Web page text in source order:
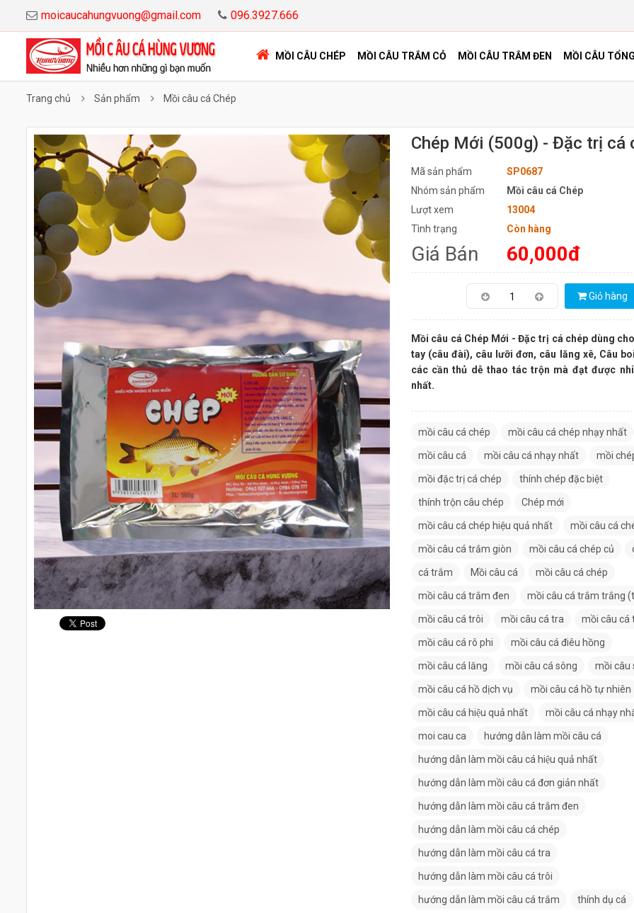
moicaucahungvuong@gmail.com 096.3927.666
MỒI CÂU CHÉP MỒI CÂU TRẮM CỎ MỒI CÂU TRẮM ĐEN MỒI CÂU
Trang chủ Sản phẩm Mồi câu cá Chép
Chép Mới (500g) - Đặc trị cá
Mã sản phẩm
SP0687
Nhóm sản phẩm
Mồi câu cá Chép
Lượt xem
13004
Tình trạng
Còn hàng
Giá Bán 60,000đ
Giỏ hàng
Mồi câu cá Chép Mới - Đặc trị cá chép dùng
tay (câu đài), câu lưỡi đơn, câu lăng xê, Câu
các cần thủ dễ thao tác trộn mà đạt được
nhất.
mồi câu cá chép mồi câu cá chép nhạy nhất
mồi câu cá mồi câu cá nhạy nhất mồi
mồi đặc trị cá chép thính chép đặc biệt
thính trộn câu chép Chép mới
mồi câu cá chép hiệu quả nhất mồi câu cá
mồi câu cá trắm giòn mồi câu cá chép củ
cá trắm Mồi câu cá mồi câu cá chép
mồi câu cá trắm đen mồi câu cá trắm trắng
mồi câu cá trôi mồi câu cá tra mồi câu cá
mồi câu cá rô phi mồi câu cá điêu hồng
mồi câu cá lăng mồi câu cá sông mồi câu
mồi câu cá hồ dịch vụ mồi câu cá hồ tự nhiên
mồi câu cá hiệu quả nhất mồi câu cá nhạy
moi cau ca hướng dẫn làm mồi câu cá
hướng dẫn làm mồi câu cá hiệu quả nhất
hướng dẫn làm mồi câu cá đơn giản nhất
hướng dẫn làm mồi câu cá trắm đen
hướng dẫn làm mồi câu cá chép
hướng dẫn làm mồi câu cá tra
hướng dẫn làm mồi câu cá trôi
hướng dẫn làm mồi câu cá trắm thính dụ cá